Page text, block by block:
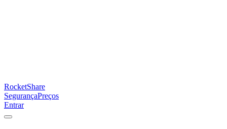
RocketShare
SegurançaPreços
Entrar